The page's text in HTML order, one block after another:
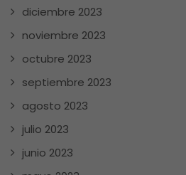
diciembre 2023
noviembre 2023
octubre 2023
septiembre 2023
agosto 2023
julio 2023
junio 2023